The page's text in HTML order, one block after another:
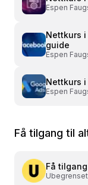
Espen
Nettkurs i
guide
Espen
Nettkurs i
Espen
Få tilgang til
Få